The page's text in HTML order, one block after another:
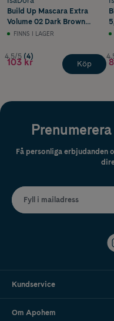
Build Up Mascara Extra
Volume 02 Dark Brown
10 mlFINNS I LAGER
4.5/5 (4)
103 kr Köp
Få personliga erbjudanden
Fyll i mailadress
Kundservice
Om Apohem